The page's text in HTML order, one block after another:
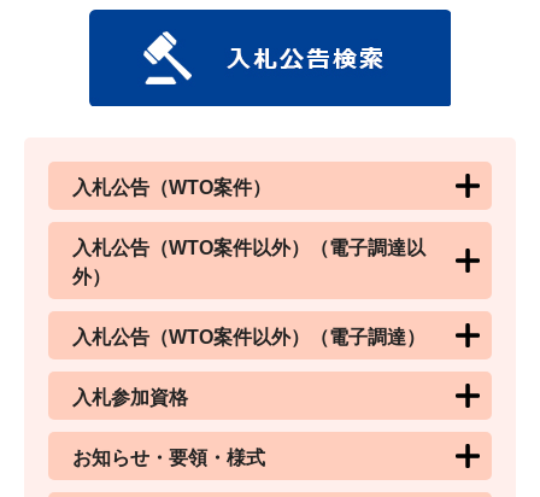
入札公告（WTO案件）
入札公告（WTO案件以外）（電子調達以
外）
入札公告（WTO案件以外）（電子調達）
入札参加資格
お知らせ・要領・様式